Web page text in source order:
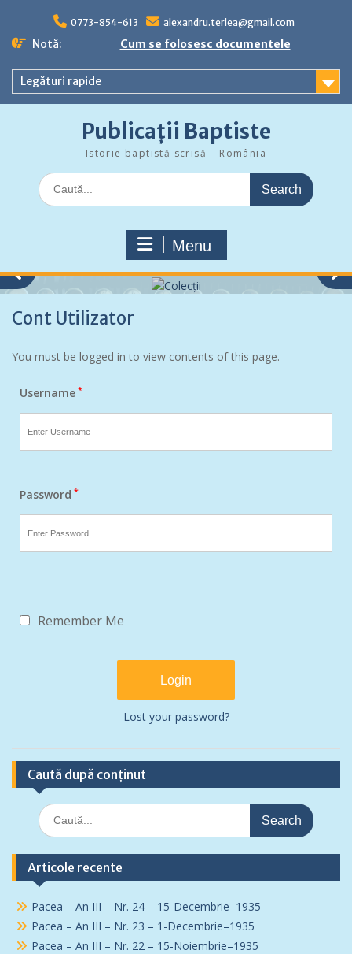
content
0773-854-613 alexandru.terlea@gmail.com
Notă: Cum se folosesc documentele
Legături rapide
Publicații Baptiste
Istorie baptistă scrisă – România
Search
for:
Menu
Cont Utilizator
You must be logged in to view contents of this page.
Username *
Password *
Remember Me
Lost your password?
Caută după conținut
Search
for:
Articole recente
Pacea – An III – Nr. 24 – 15-Decembrie–1935
Pacea – An III – Nr. 23 – 1-Decembrie–1935
Pacea – An III – Nr. 22 – 15-Noiembrie–1935